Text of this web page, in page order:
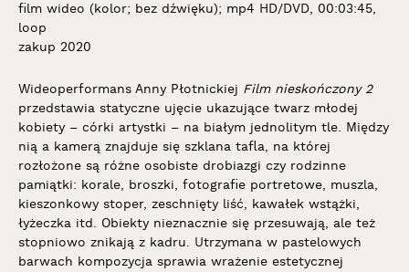
film wideo (kolor; bez dźwięku); mp4 HD/DVD, 00:03:45,
loop
zakup 2020
Wideoperformans Anny Płotnickiej Film nieskończony 2
przedstawia statyczne ujęcie ukazujące twarz młodej
kobiety – córki artystki – na białym jednolitym tle. Między
nią a kamerą znajduje się szklana tafla, na której
rozłożone są różne osobiste drobiazgi czy rodzinne
pamiątki: korale, broszki, fotografie portretowe, muszla,
kieszonkowy stoper, zeschnięty liść, kawałek wstążki,
łyżeczka itd. Obiekty nieznacznie się przesuwają, ale też
stopniowo znikają z kadru. Utrzymana w pastelowych
barwach kompozycja sprawia wrażenie estetycznej